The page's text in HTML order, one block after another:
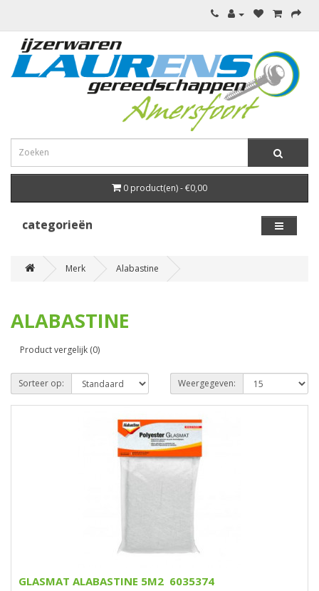
0 product(en) - €0,00
categorieën
Merk Alabastine
ALABASTINE
Product vergelijk (0)
Sorteer op: Weergegeven:
GLASMAT ALABASTINE 5M2 6035374